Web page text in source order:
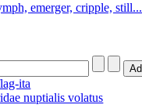
emerger, cripple, still...
nuptialis volatus